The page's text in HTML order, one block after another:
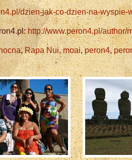
dzien-jak-co-dzien-na-wyspie-
http://www.peron4.pl/author/
,Rapa Nui,moai,peron4,